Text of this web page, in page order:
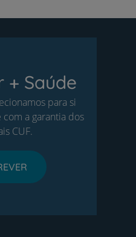
+ Saúde
para si
a garantia dos
CUF.